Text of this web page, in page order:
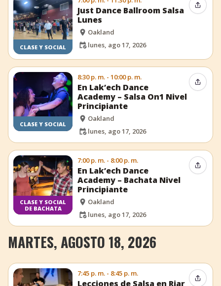
CLASE Y SOCIAL
Just Dance Ballroom Salsa
Lunes
Oakland
lunes, ago 17, 2026
CLASE Y SOCIAL
8:30 p. m. - 10:00 p. m.
En Lak’ech Dance
Academy – Salsa On1 Nivel
Principiante
Oakland
lunes, ago 17, 2026
CLASE Y SOCIAL
DE BACHATA
7:00 p. m. - 8:00 p. m.
En Lak’ech Dance
Academy – Bachata Nivel
Principiante
Oakland
lunes, ago 17, 2026
MARTES, AGOSTO 18, 2026
7:45 p. m. - 8:45 p. m.
Lecciones de Salsa en Riar